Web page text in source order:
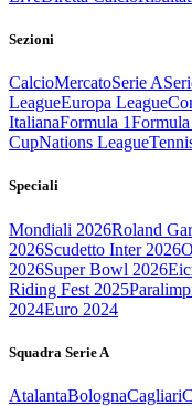
Sezioni
CalcioMercatoSerie A
LeagueEuropa League
ItalianaFormula 1
CupNations League
Speciali
Mondiali 2026Roland
2026Scudetto Inter 2026
2026Super Bowl 2026
Riding Fest 2025
2024Euro 2024
Squadra Serie A
AtalantaBolognaCagliari